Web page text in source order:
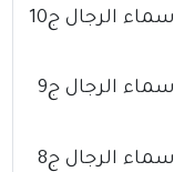
كتاب تذهيب تهذيب الكمال في أسماء الرجال ج10
كتاب تذهيب تهذيب الكمال في أسماء الرجال ج9
كتاب تذهيب تهذيب الكمال في أسماء الرجال ج8